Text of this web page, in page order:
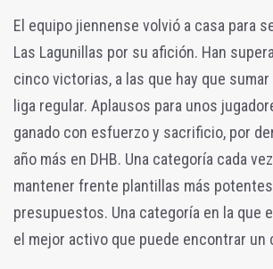
El equipo jiennense volvió a casa para
Las Lagunillas por su afición. Han
cinco victorias, a las que hay que
liga regular. Aplausos para unos
ganado con esfuerzo y sacrificio, por
año más en DHB. Una categoría cada
mantener frente plantillas más
presupuestos. Una categoría en la que
el mejor activo que puede encontrar un